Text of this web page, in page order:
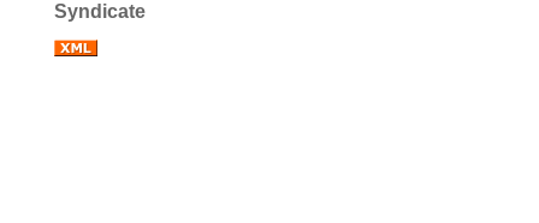
Syndicate